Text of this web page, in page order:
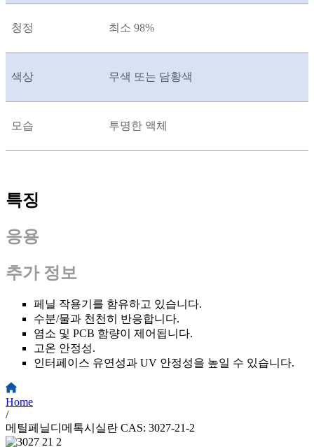
청정 최소 98%
색상 무색 또는 담황색
모습 투명한 액체
특징
응용
추가 정보
페닐 작용기를 함유하고 있습니다.
수분/물과 천천히 반응합니다.
염소 및 PCB 함량이 제어됩니다.
고온 안정성.
인터페이스 유연성과 UV 안정성을 높일 수 있습니다.
Home
/
메틸페닐디메톡시실란 CAS: 3027-21-2